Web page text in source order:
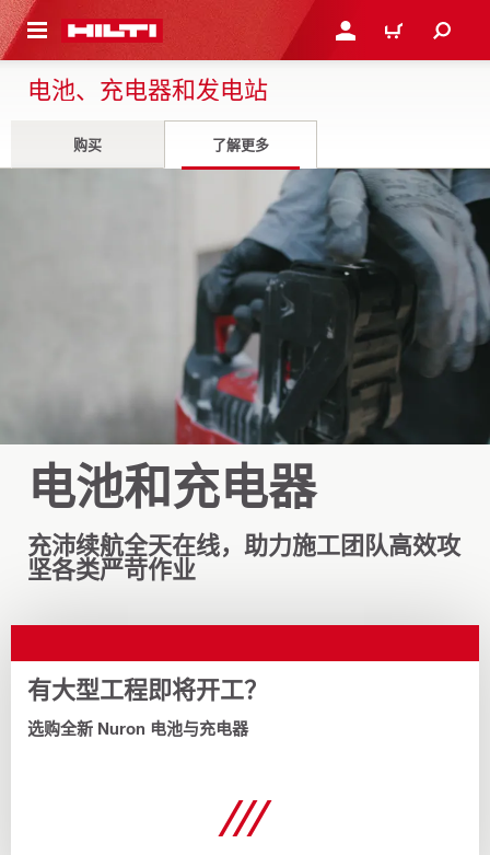
到主页 登录或注册购物车
电池、充电器和发电站
购买 了解更多
电池和充电器
充沛续航全天在线，助力施工团队高效攻
坚各类严苛作业
有大型工程即将开工？
选购全新 Nuron 电池与充电器